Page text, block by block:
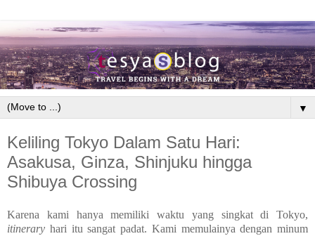
▼
Keliling Tokyo Dalam Satu Hari:
Asakusa, Ginza, Shinjuku hingga
Shibuya Crossing
Karena kami hanya memiliki waktu yang singkat di Tokyo,
itinerary hari itu sangat padat. Kami memulainya dengan minum